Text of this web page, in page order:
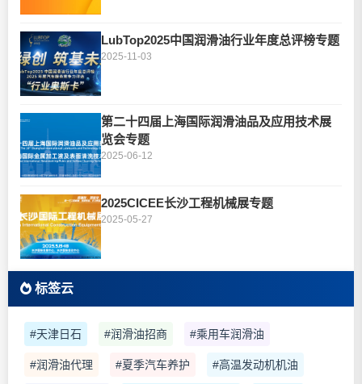
LubTop2025中国润滑油行业年度总评榜专题
2025-11-03
第二十四届上海国际润滑油品及应用技术展
览会专题
2025-06-12
2025CICEE长沙工程机械展专题
2025-05-27
标签云
#天津日石 #润滑油招商 #乘用车润滑油
#润滑油代理 #夏季汽车养护 #高温发动机机油